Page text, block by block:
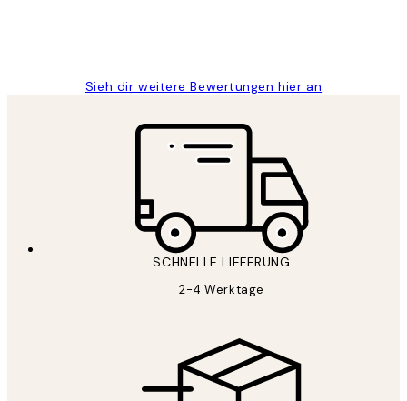
Sieh dir weitere Bewertungen hier an
SCHNELLE LIEFERUNG
2-4 Werktage